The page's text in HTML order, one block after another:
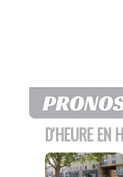
D'HEURE EN